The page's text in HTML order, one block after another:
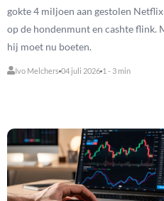
gokte 4 miljoen aan gestolen
op de hondenmunt en cashte flink.
hij moet nu boeten.
Ivo Melchers 04 juli 2026 1 - 3 min